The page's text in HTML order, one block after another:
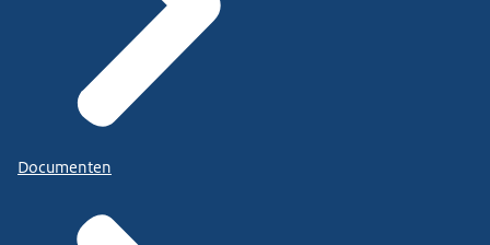
Documenten